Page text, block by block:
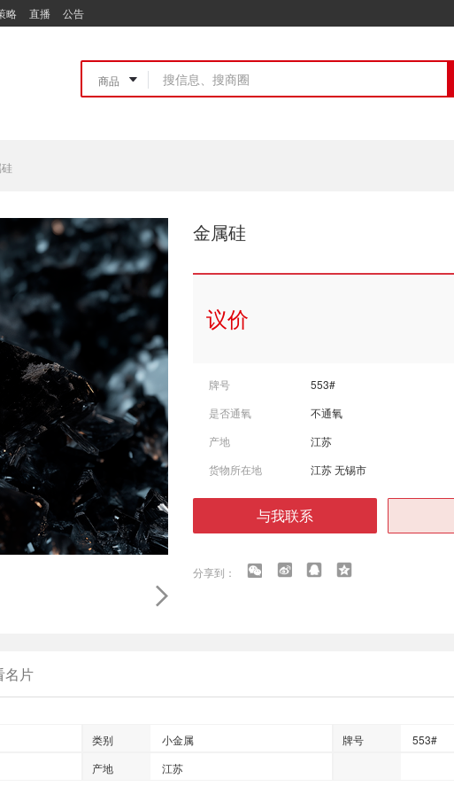
略 直播 公告
金属硅
议价
牌号
553#
是否通氧
不通氧
产地
江苏
货物所在地
江苏 无锡市
与我联系
名片
类别 小金属 牌号
553#
产地 江苏